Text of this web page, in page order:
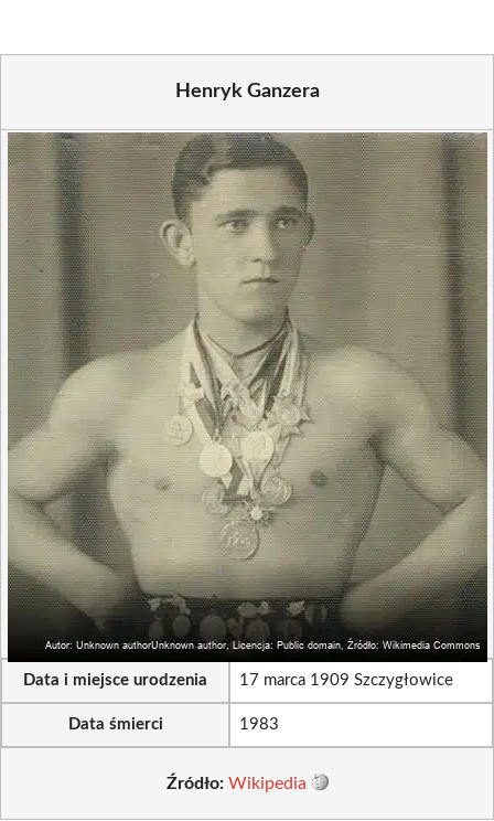
Henryk Ganzera
Data i miejsce urodzenia 17 marca 1909 Szczygłowice
Data śmierci 1983
Źródło: Wikipedia